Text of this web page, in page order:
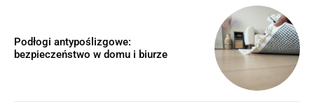
Podłogi antypoślizgowe:
bezpieczeństwo w domu i biurze